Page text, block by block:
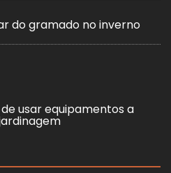
do gramado no inverno
usar equipamentos a